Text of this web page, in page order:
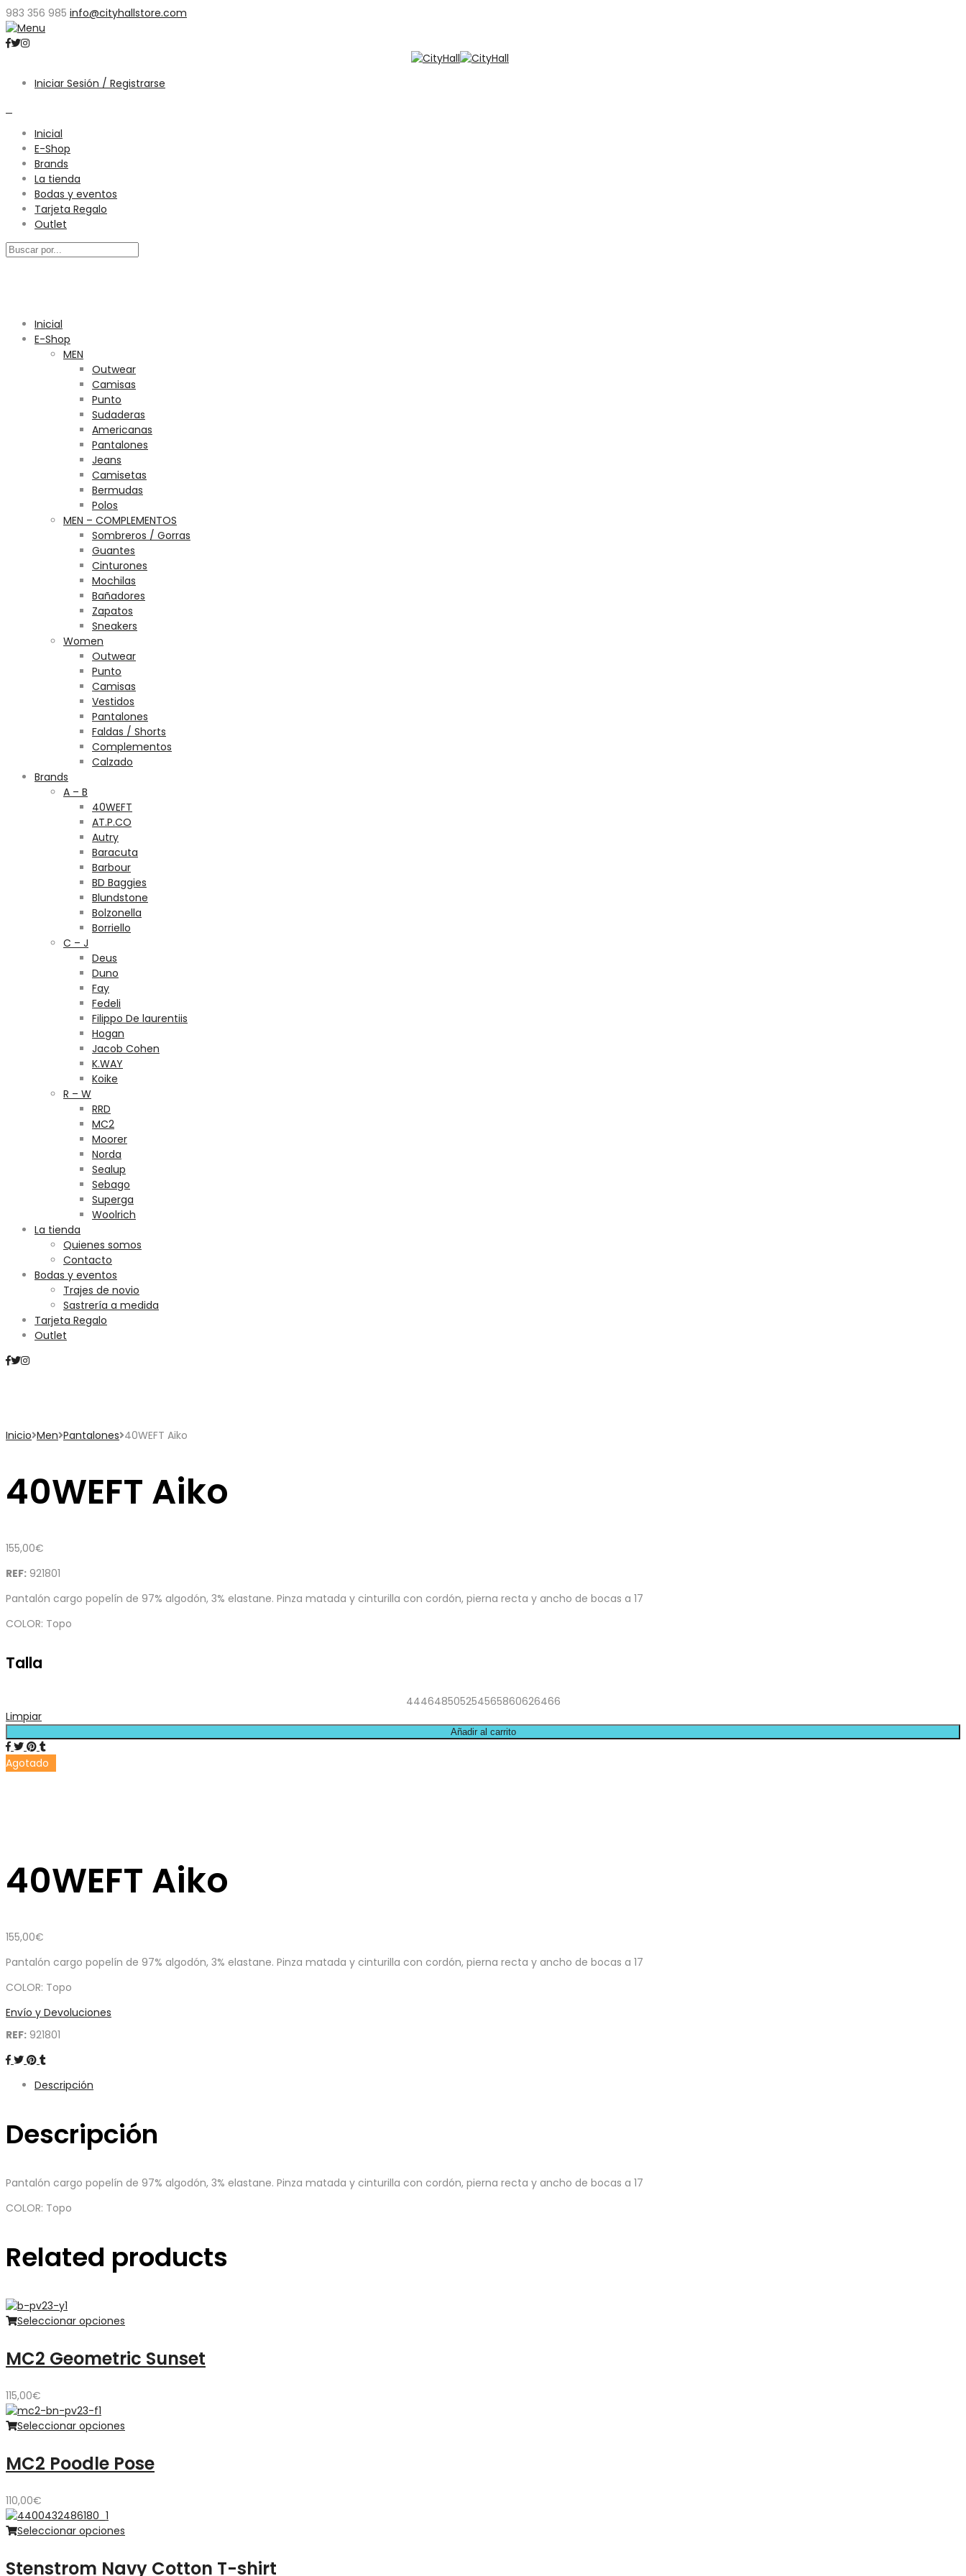
983 356 985 info@cityhallstore.com
Iniciar Sesión / Registrarse
Inicial
E-Shop
Brands
La tienda
Bodas y eventos
Tarjeta Regalo
Outlet
Inicial
E-Shop
MEN
Outwear
Camisas
Punto
Sudaderas
Americanas
Pantalones
Jeans
Camisetas
Bermudas
Polos
MEN – COMPLEMENTOS
Sombreros / Gorras
Guantes
Cinturones
Mochilas
Bañadores
Zapatos
Sneakers
Women
Outwear
Punto
Camisas
Vestidos
Pantalones
Faldas / Shorts
Complementos
Calzado
Brands
A – B
40WEFT
AT.P.CO
Autry
Baracuta
Barbour
BD Baggies
Blundstone
Bolzonella
Borriello
C – J
Deus
Duno
Fay
Fedeli
Filippo De laurentiis
Hogan
Jacob Cohen
K.WAY
Koike
R – W
RRD
MC2
Moorer
Norda
Sealup
Sebago
Superga
Woolrich
La tienda
Quienes somos
Contacto
Bodas y eventos
Trajes de novio
Sastrería a medida
Tarjeta Regalo
Outlet
Inicio Men Pantalones 40WEFT Aiko
40WEFT Aiko
155,00€
REF: 921801
Pantalón cargo popelín de 97% algodón, 3% elastane. Pinza matada y cinturilla con cordón, pierna recta y ancho de bocas a 17
COLOR: Topo
Talla
444648505254565860626466
Limpiar
Añadir al carrito
Agotado
40WEFT Aiko
155,00€
Pantalón cargo popelín de 97% algodón, 3% elastane. Pinza matada y cinturilla con cordón, pierna recta y ancho de bocas a 17
COLOR: Topo
Envío y Devoluciones
REF: 921801
Descripción
Descripción
Pantalón cargo popelín de 97% algodón, 3% elastane. Pinza matada y cinturilla con cordón, pierna recta y ancho de bocas a 17
COLOR: Topo
Related products
Seleccionar opciones
MC2 Geometric Sunset
115,00€
Seleccionar opciones
MC2 Poodle Pose
110,00€
Seleccionar opciones
Stenstrom Navy Cotton T-shirt